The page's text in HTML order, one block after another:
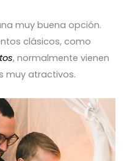
muy buena opción.
clásicos, como
, normalmente vienen
muy atractivos.